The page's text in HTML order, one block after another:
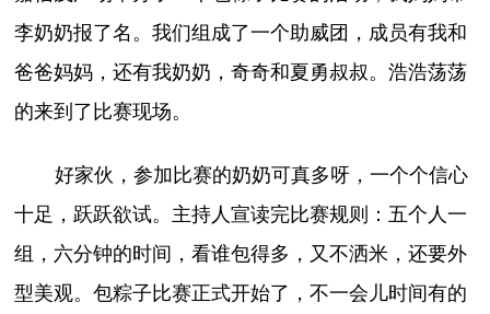
李奶奶报了名。我们组成了一个助威团，成员有我和
爸爸妈妈，还有我奶奶，奇奇和夏勇叔叔。浩浩荡荡
的来到了比赛现场。
好家伙，参加比赛的奶奶可真多呀，一个个信心
十足，跃跃欲试。主持人宣读完比赛规则：五个人一
组，六分钟的时间，看谁包得多，又不洒米，还要外
型美观。包粽子比赛正式开始了，不一会儿时间有的